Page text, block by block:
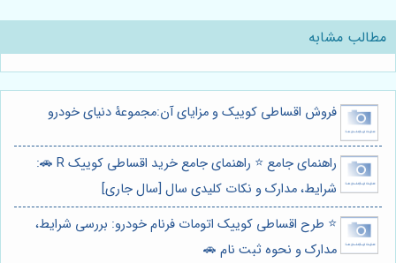
مطالب مشابه
فروش اقساطی کوییک و مزایای آن:مجموعۀ دنیای خودرو
راهنمای جامع ⭐️ راهنمای جامع خرید اقساطی کوییک R 🚗:
شرایط، مدارک و نکات کلیدی سال [سال جاری]
⭐️ طرح اقساطی کوییک اتومات فرنام خودرو: بررسی شرایط،
مدارک و نحوه ثبت نام 🚗